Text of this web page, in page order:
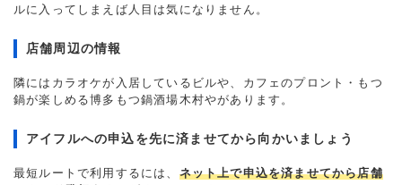
ルに入ってしまえば人目は気になりません。
店舗周辺の情報
隣にはカラオケが入居しているビルや、カフェのプロント・もつ
鍋が楽しめる博多もつ鍋酒場木村やがあります。
アイフルへの申込を先に済ませてから向かいましょう
最短ルートで利用するには、 ネット上で申込を済ませてから店舗